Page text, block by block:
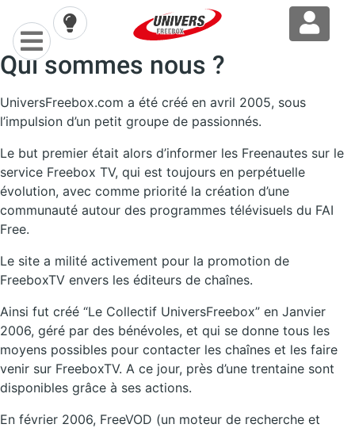
Qui sommes nous ?
UniversFreebox.com a été créé en avril 2005, sous
l’impulsion d’un petit groupe de passionnés.
Le but premier était alors d’informer les Freenautes sur le
service Freebox TV, qui est toujours en perpétuelle
évolution, avec comme priorité la création d’une
communauté autour des programmes télévisuels du FAI
Free.
Le site a milité activement pour la promotion de
FreeboxTV envers les éditeurs de chaînes.
Ainsi fut créé “Le Collectif UniversFreebox” en Janvier
2006, géré par des bénévoles, et qui se donne tous les
moyens possibles pour contacter les chaînes et les faire
venir sur FreeboxTV. A ce jour, près d’une trentaine sont
disponibles grâce à ses actions.
En février 2006, FreeVOD (un moteur de recherche et